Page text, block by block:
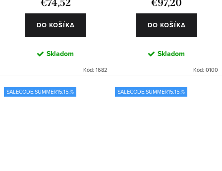
€74,52
DO KOŠÍKA
Skladom
Kód: 1682
€97,20
DO KOŠÍKA
Skladom
Kód: 0100
SALECODE:SUMMER15:15:% SALECODE:SUMMER15:15:%